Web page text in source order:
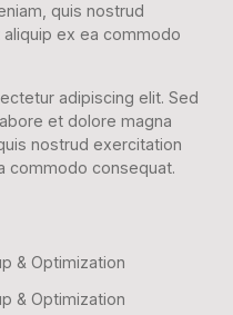
quis nostrud
ex ea commodo
adipiscing elit. Sed
et dolore magna
nostrud exercitation
commodo consequat.
& Optimization
& Optimization